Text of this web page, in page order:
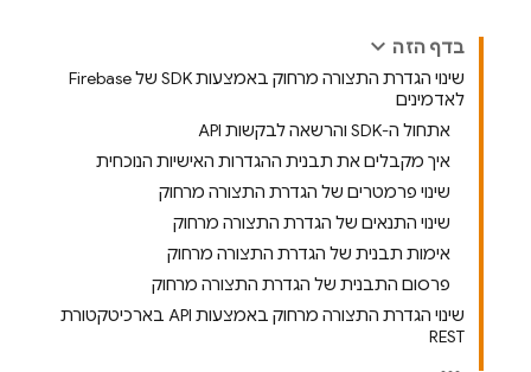
בדף הזה
שינוי הגדרת התצורה מרחוק באמצעות SDK של Firebase
לאדמינים
אתחול ה-SDK והרשאה לבקשות API
איך מקבלים את תבנית ההגדרות האישיות הנוכחית
שינוי פרמטרים של הגדרת התצורה מרחוק
שינוי התנאים של הגדרת התצורה מרחוק
אימות תבנית של הגדרת התצורה מרחוק
פרסום התבנית של הגדרת התצורה מרחוק
שינוי הגדרת התצורה מרחוק באמצעות API בארכיטקטורת
REST